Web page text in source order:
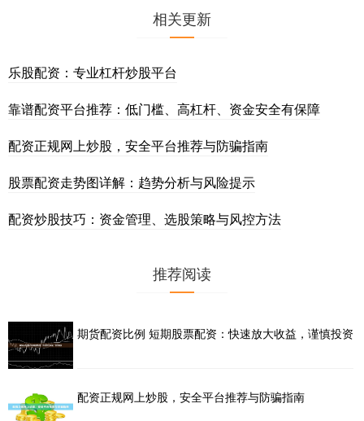
相关更新
乐股配资：专业杠杆炒股平台
靠谱配资平台推荐：低门槛、高杠杆、资金安全有保障
配资正规网上炒股，安全平台推荐与防骗指南
股票配资走势图详解：趋势分析与风险提示
配资炒股技巧：资金管理、选股策略与风控方法
推荐阅读
期货配资比例 短期股票配资：快速放大收益，谨慎投资
配资正规网上炒股，安全平台推荐与防骗指南